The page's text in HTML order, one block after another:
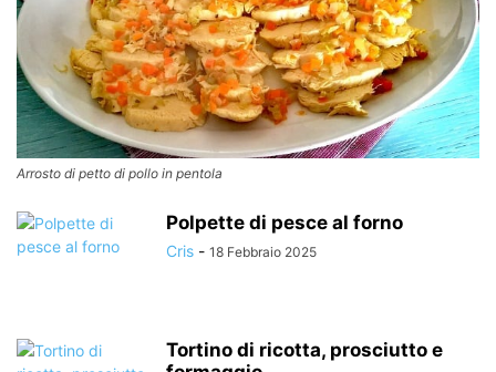
Arrosto di petto di pollo in pentola
Polpette di pesce al forno
Cris - 18 Febbraio 2025
Tortino di ricotta, prosciutto e